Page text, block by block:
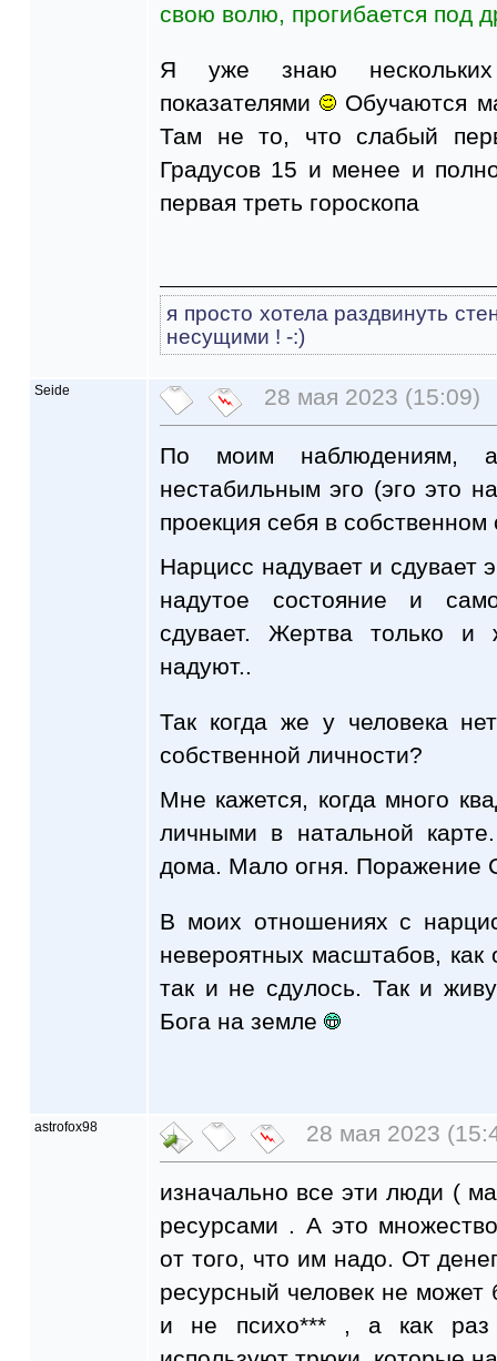
свою волю, прогибается под
Я уже знаю
показателями
Обучаются
Там не то, что слабый
Градусов 15 и менее и
первая треть гороскопа
я просто хотела раздвинуть
несущими ! -:)
Seide 28 мая 2023 (15:09)
По моим наблюдениям,
нестабильным эго (эго это
проекция себя в собственном
Нарцисс надувает и сдувает
надутое состояние и
сдувает. Жертва только
надуют..
Так когда же у человека
собственной личности?
Мне кажется, когда много
личными в натальной
дома. Мало огня. Поражение
В моих отношениях с
невероятных масштабов,
так и не сдулось. Так и
Бога на земле
astrofox98 28 мая 2023
изначально все эти люди (
ресурсами . А это
от того, что им надо. От
ресурсный человек не
и не психо*** , а как раз